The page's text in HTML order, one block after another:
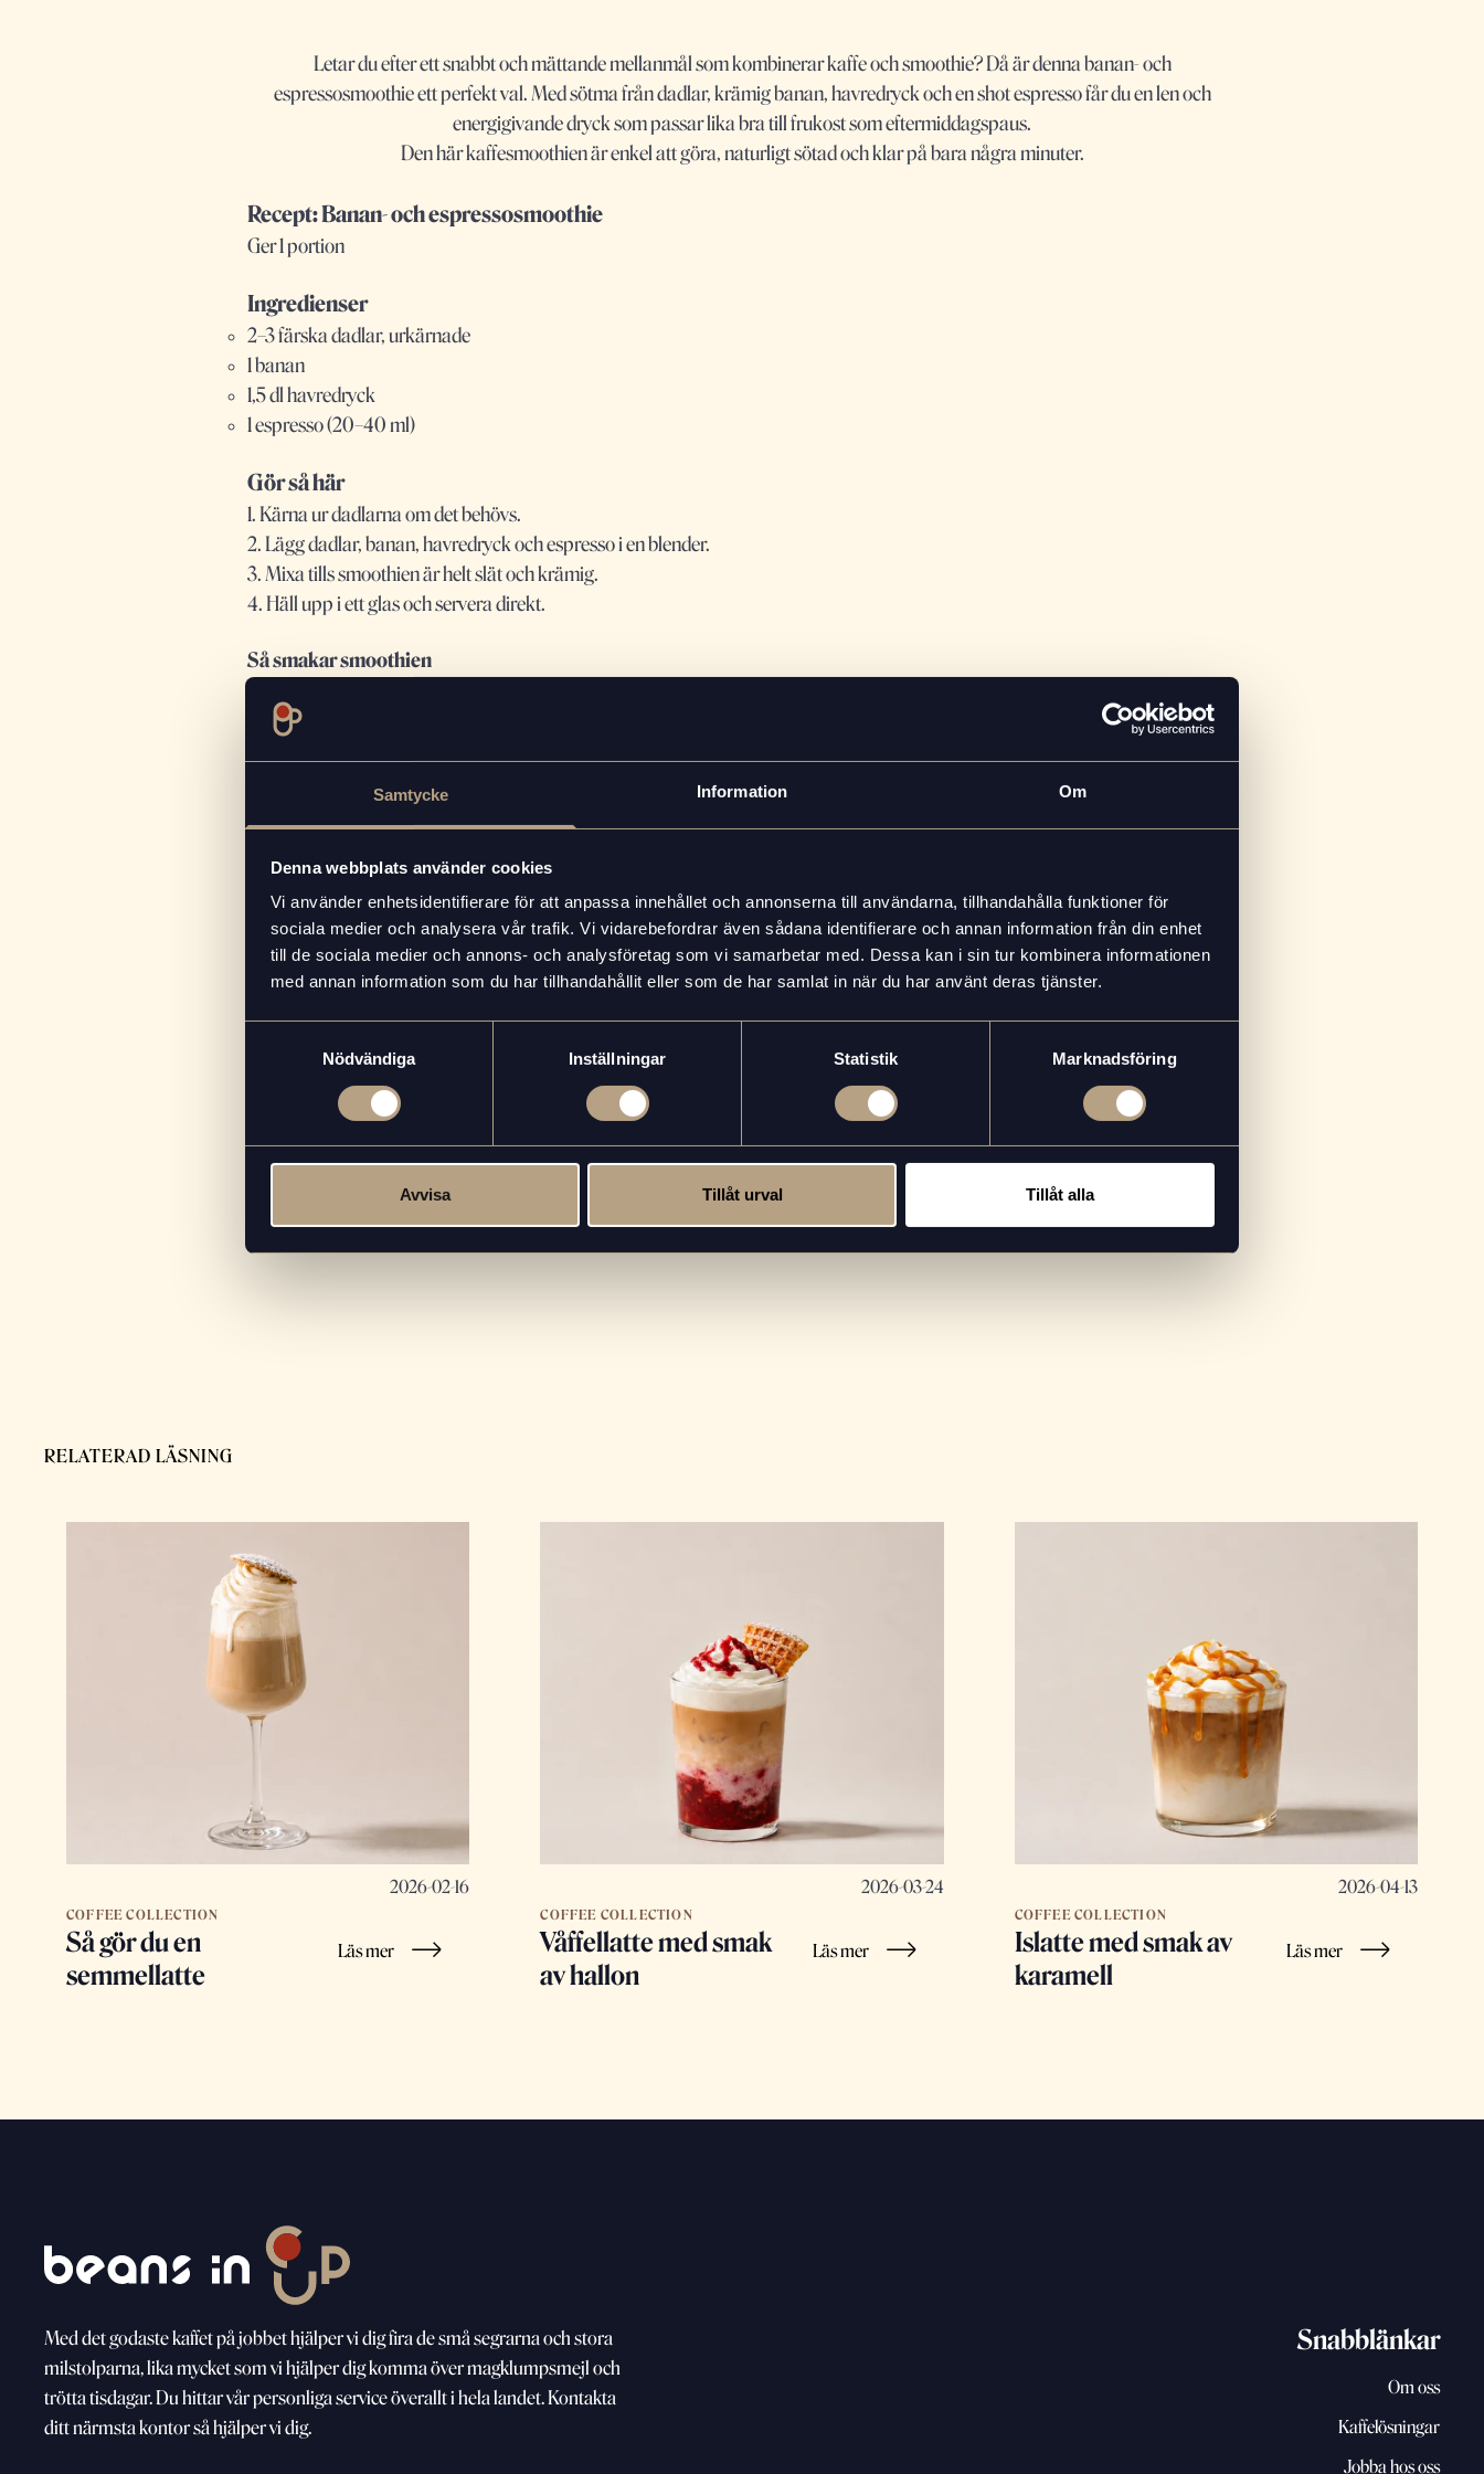
Samtycke Information Om
Denna webbplats använder cookies
Vi använder enhetsidentifierare för att anpassa innehållet och annonserna till användarna, tillhandahålla funktioner för
sociala medier och analysera vår trafik. Vi vidarebefordrar även sådana identifierare och annan information från din enhet
till de sociala medier och annons- och analysföretag som vi samarbetar med. Dessa kan i sin tur kombinera informationen
med annan information som du har tillhandahållit eller som de har samlat in när du har använt deras tjänster.
Nödvändiga
Inställningar Statistik Marknadsföring
Avvisa Tillåt urval Tillåt alla
Letar du efter ett snabbt och mättande mellanmål som kombinerar kaffe och smoothie? Då är denna banan- och
espressosmoothie ett perfekt val. Med sötma från dadlar, krämig banan, havredryck och en shot espresso får du en len och
energigivande dryck som passar lika bra till frukost som eftermiddagspaus.
Den här kaffesmoothien är enkel att göra, naturligt sötad och klar på bara några minuter.
Recept: Banan- och espressosmoothie
Ger 1 portion
Ingredienser
2–3 färska dadlar, urkärnade
1 banan
1,5 dl havredryck
1 espresso (20–40 ml)
Gör så här
1. Kärna ur dadlarna om det behövs.
2. Lägg dadlar, banan, havredryck och espresso i en blender.
3. Mixa tills smoothien är helt slät och krämig.
4. Häll upp i ett glas och servera direkt.
Så smakar smoothien
Espresson tillför en härlig kaffekaraktär som balanserar sötman och gör smoothien både uppiggande och smakrik.
Använd en fryst banan för en extra kall och tjock smoothie.
Låt espresson svalna något innan du mixar.
Vill du ha en fylligare konsistens kan du tillsätta några isbitar.
Justera mängden espresso efter hur stark kaffesmak du önskar.
Variationer
Proteinrik version:Tillsätt en skopa vaniljprotein.
Byt ut espresson mot koffeinfritt kaffe.
Denna banan- och espressosmoothie är ett enkelt sätt att kombinera frukt, kaffe och naturlig sötma i en och samma dryck.
RELATERAD LÄSNING
2026-02-16
COFFEE COLLECTION
Så gör du en
semmellatte
Läs mer
2026-03-24
COFFEE COLLECTION
Våffellatte med smak
av hallon
Läs mer
2026-04-13
COFFEE COLLECTION
Islatte med smak av
karamell
Läs mer
Meddet godaste kaffet på jobbet hjälper vi dig fira de småsegrarna och stora
milstolparna, lika mycket som vihjälper dig komma över magklumpsmejl och
tröttatisdagar. Du hittar vår personliga service överallt i hela landet. Kontakta
ditt närmsta kontor så hjälper vi dig.
Snabblänkar
Om oss
Kaffelösningar
Jobba hos oss